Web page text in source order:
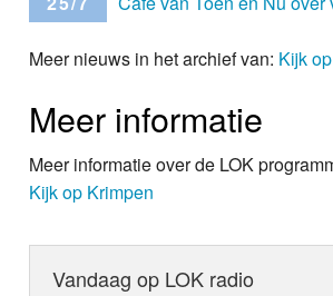
Meer nieuws in het archief van: Kijk
Meer informatie
Meer informatie over de LOK
Kijk op Krimpen
Vandaag op LOK radio